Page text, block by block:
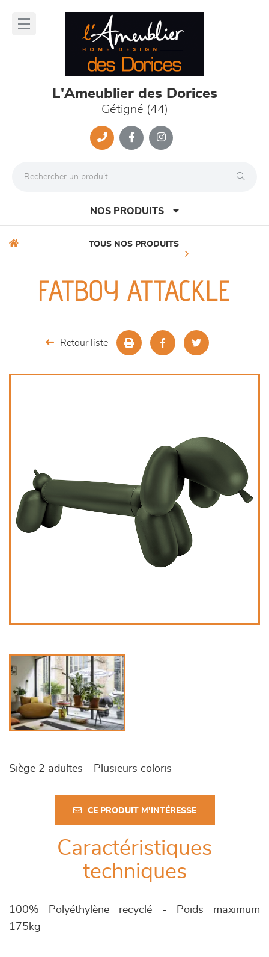
L'Ameublier des Dorices
Gétigné (44)
NOS PRODUITS
séjours
meubles de complément
chambres et dressing
décoration
TOUS NOS PRODUITS
FATBOY ATTACKLE
Retour liste
Siège 2 adultes - Plusieurs coloris
CE PRODUIT M'INTÉRESSE
Caractéristiques
techniques
100% Polyéthylène recyclé - Poids maximum
175kg